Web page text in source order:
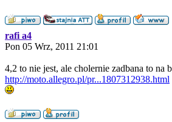
rafi a4
Pon 05 Wrz, 2011 21:01
4,2 to nie jest, ale cholernie zadbana to na
http://moto.allegro.pl/pr...1807312938.html